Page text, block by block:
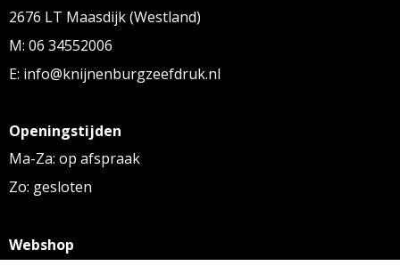
2676 LT Maasdijk (Westland)
M: 06 34552006
E: info@knijnenburgzeefdruk.nl
Openingstijden
Ma-Za: op afspraak
Zo: gesloten
Webshop